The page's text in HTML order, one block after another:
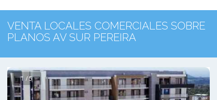
VENTA LOCALES COMERCIALES SOBRE
PLANOS AV SUR PEREIRA
1 / 5